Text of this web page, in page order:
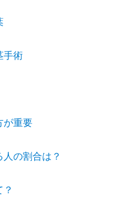
手術
が重要
の割合は？